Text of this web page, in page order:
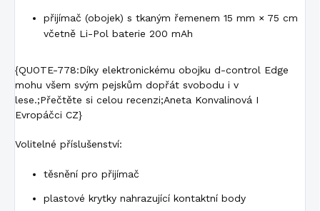
přijímač (obojek) s tkaným řemenem 15 mm × 75 cm
včetně Li-Pol baterie 200 mAh
{QUOTE-778:Díky elektronickému obojku d-control Edge
mohu všem svým pejskům dopřát svobodu i v
lese.;Přečtěte si celou recenzi;Aneta Konvalinová I
Evropáčci CZ}
Volitelné příslušenství:
těsnění pro přijímač
plastové krytky nahrazující kontaktní body